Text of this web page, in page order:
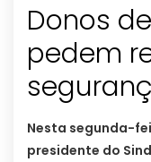
Donos
pedem
Nesta segunda-
presidente do